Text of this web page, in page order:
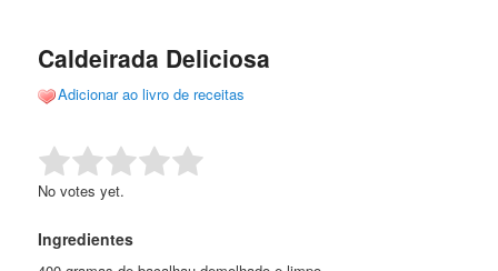
conteúdo
conteúdo
Caldeirada Deliciosa
Adicionar ao livro de receitas
Rate this item: Submit Rating
No votes yet.
Ingredientes